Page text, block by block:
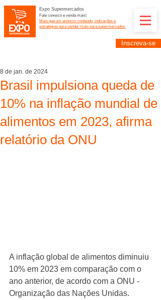
Expo Supermercados
Fale conosco e venda mais!
Mais que um anúncio: conteúdo, indicações e
estratégias para vender mais para supermercados.
Inscreva-se
Brasil impulsiona queda de
10% na inflação mundial de
alimentos em 2023, afirma
relatório da ONU
8 de jan. de 2024
A inflação global de alimentos diminuiu
10% em 2023 em comparação com o
ano anterior, de acordo com a ONU -
Organização das Nações Unidas.